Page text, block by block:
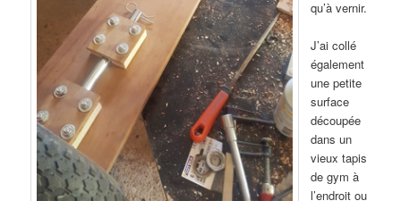
qu’à vernir.
J’ai collé
également
une petite
surface
découpée
dans un
vieux tapis
de gym à
l’endroit ou